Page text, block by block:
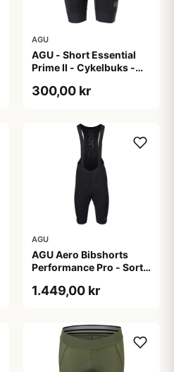
AGU
AGU - Short Essential
Prime II - Cykelbuks -
300,00 kr
AGU
AGU Aero Bibshorts
Performance Pro - Sort -
1.449,00 kr